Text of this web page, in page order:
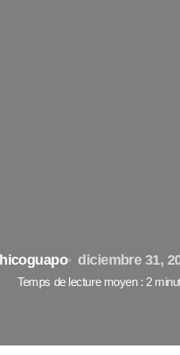
diciembre 31,
Temps de lecture moyen : 2